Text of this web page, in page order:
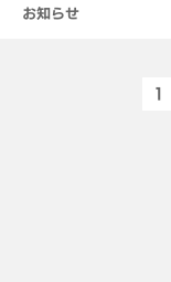
お知らせ
1